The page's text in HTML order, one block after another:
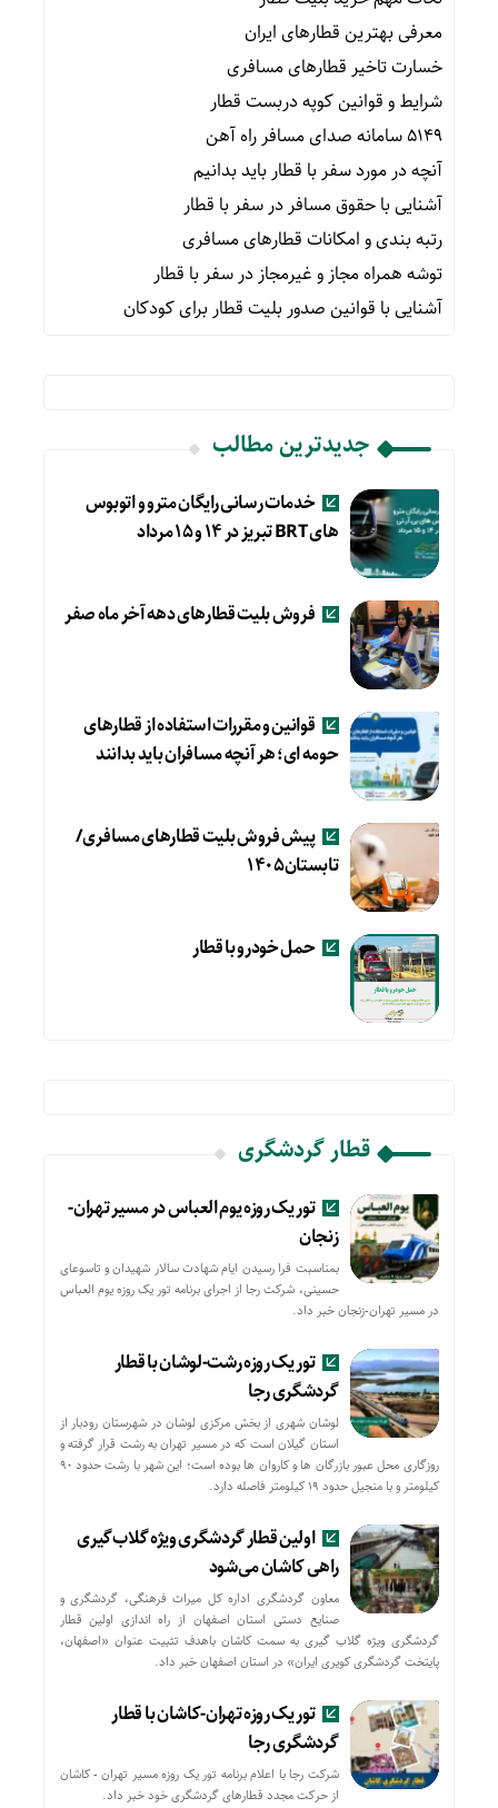
معرفی بهترین قطارهای ایران
خسارت تاخیر قطارهای مسافری
شرایط و قوانین کوپه دربست قطار
۵۱۴۹ سامانه صدای مسافر راه آهن
آنچه در مورد سفر با قطار باید بدانیم
آشنایی با حقوق مسافر در سفر با قطار
رتبه بندی و امکانات قطارهای مسافری
توشه همراه مجاز و غیرمجاز در سفر با قطار
آشنایی با قوانین صدور بلیت قطار برای کودکان
جدیدترین مطالب
خدمات رسانی رایگان مترو و اتوبوس
های BRT تبریز در ۱۴ و ۱۵ مرداد
فروش بلیت قطارهای دهه آخر ماه صفر
قوانین و مقررات استفاده از قطارهای
حومه ای؛ هر آنچه مسافران باید بدانند
پیش فروش بلیت قطارهای مسافری/
تابستان۱۴۰۵
حمل خودرو با قطار
قطار گردشگری
تور یک روزه یوم العباس در مسیر تهران-
زنجان
بمناسبت فرا رسیدن ایام شهادت سالار شهیدان و تاسوعای
حسینی، شرکت رجا از اجرای برنامه تور یک روزه یوم العباس
در مسیر تهران-زنجان خبر داد.
تور یک روزه رشت-لوشان با قطار
گردشگری رجا
لوشان شهری از بخش مرکزی لوشان در شهرستان رودبار از
استان گیلان است که در مسیر تهران به رشت قرار گرفته و
روزگاری محل عبور بازرگان ها و کاروان ها بوده است؛ این شهر با رشت حدود ۹۰
کیلومتر و با منجیل حدود ۱۹ کیلومتر فاصله دارد.
اولین قطار گردشگری ویژه گلاب‌گیری
راهی کاشان می‌شود
معاون گردشگری اداره کل میراث فرهنگی، گردشگری و
صنایع دستی استان اصفهان از راه اندازی اولین قطار
گردشگری ویژه گلاب گیری به سمت کاشان باهدف تثبیت عنوان «اصفهان،
پایتخت گردشگری کویری ایران» در استان اصفهان خبر داد.
تور یک روزه تهران-کاشان با قطار
گردشگری رجا
شرکت رجا با اعلام برنامه تور یک روزه مسیر تهران - کاشان
از حركت مجدد قطارهای گردشگری خود خبر داد.